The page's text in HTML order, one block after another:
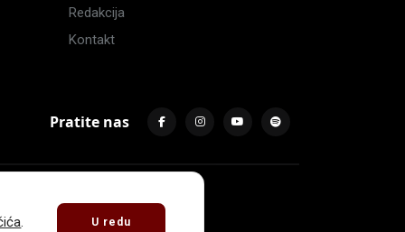
. U redu
Redakcija
Kontakt
Pratite nas